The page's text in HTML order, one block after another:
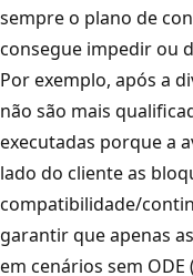
sempre o plano de
consegue impedir ou
Por exemplo, após a
não são mais
executadas porque a
lado do cliente as
compatibilidade/
garantir que apenas
em cenários sem